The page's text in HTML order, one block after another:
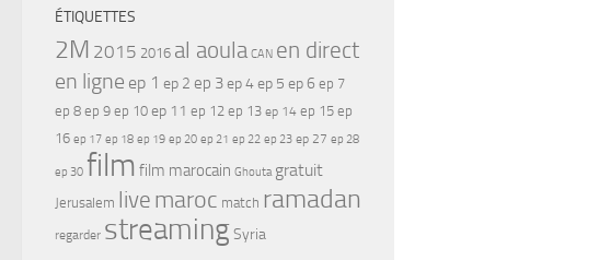
ÉTIQUETTES
2M 2015 2016 al aoula CAN en direct
en ligne ep 1 ep 2 ep 3ep 4ep 5 ep 6 ep 7
ep 8 ep 9 ep 10 ep 11 ep 12 ep 13 ep 14 ep 15 ep
16 ep 17 ep 18 ep 19 ep 20 ep 21 ep 22 ep 23 ep 27 ep 28
ep 30 film film marocain Ghouta gratuit
Jerusalem live maroc match ramadan
regarder streamingSyria